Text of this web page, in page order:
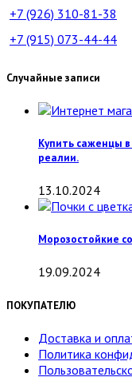
+7 (926) 310-81-38
+7 (915) 073-44-44
Случайные записи
Купить саженцы
реалии.
13.10.2024
Морозостойкие
19.09.2024
ПОКУПАТЕЛЮ
Доставка и
Политика